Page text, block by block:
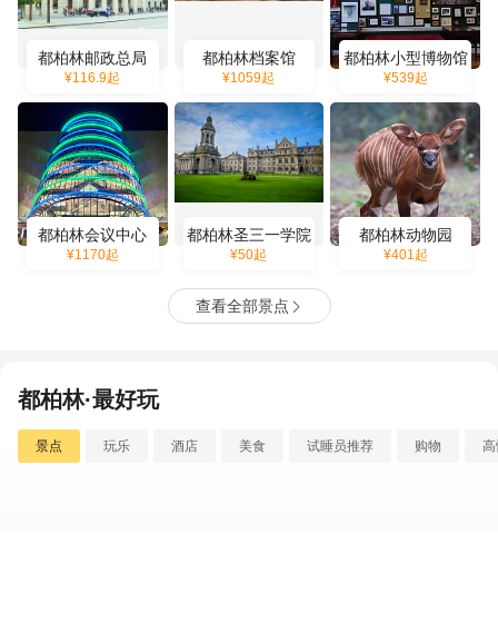
都柏林邮政总局
¥116.9起
都柏林档案馆
¥1059起
都柏林小型博物馆
¥539起
都柏林会议中心
¥1170起
都柏林圣三一学院
¥50起
都柏林动物园
¥401起
查看全部景点 
都柏林·最好玩
景点 玩乐 酒店 美食 试睡员推荐 购物